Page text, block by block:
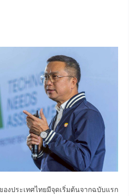
องประเทศไทยมีจุดเริ่มต้นจากฉบับแรก